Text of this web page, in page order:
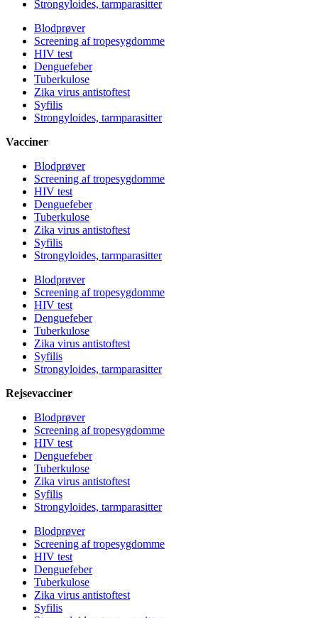
Strongyloides, tarmparasitter
Blodprøver
Screening af tropesygdomme
HIV test
Denguefeber
Tuberkulose
Zika virus antistoftest
Syfilis
Strongyloides, tarmparasitter
Vacciner
Blodprøver
Screening af tropesygdomme
HIV test
Denguefeber
Tuberkulose
Zika virus antistoftest
Syfilis
Strongyloides, tarmparasitter
Blodprøver
Screening af tropesygdomme
HIV test
Denguefeber
Tuberkulose
Zika virus antistoftest
Syfilis
Strongyloides, tarmparasitter
Rejsevacciner
Blodprøver
Screening af tropesygdomme
HIV test
Denguefeber
Tuberkulose
Zika virus antistoftest
Syfilis
Strongyloides, tarmparasitter
Blodprøver
Screening af tropesygdomme
HIV test
Denguefeber
Tuberkulose
Zika virus antistoftest
Syfilis